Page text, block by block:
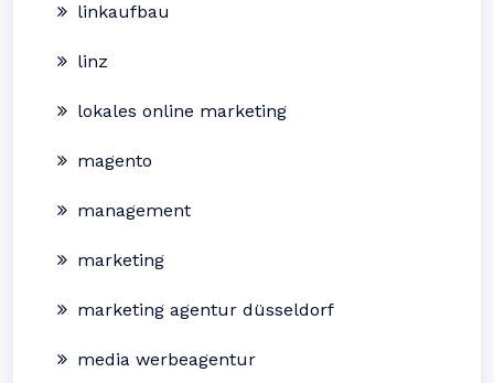
linkaufbau
linz
lokales online marketing
magento
management
marketing
marketing agentur düsseldorf
media werbeagentur